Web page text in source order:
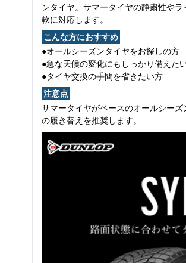
ンタイヤ。サマータイヤの静粛性や
軟に対応します。
こんな方におすすめ
●オールシーズンタイヤをお探しの方
●急な天候の変化にもしっかり備えた
●タイヤ交換の手間を省きたい方
注意点
サマータイヤがベースのオールシー
の履き替えを推奨します。